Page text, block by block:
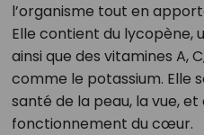
l’organisme tout en
Elle contient du lycopène,
ainsi que des vitamines A,
comme le potassium. Elle
santé de la peau, la vue,
fonctionnement du cœur.